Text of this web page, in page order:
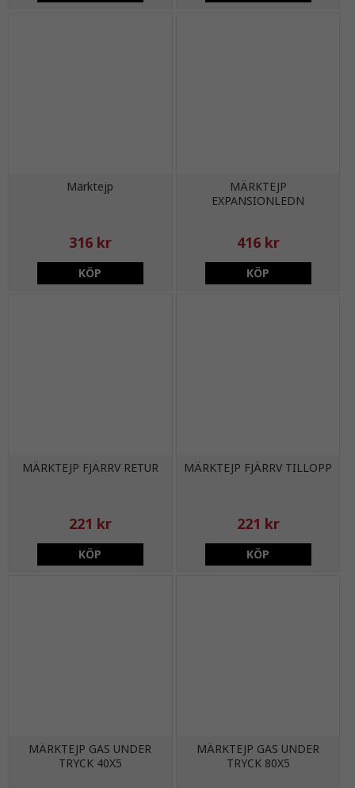
Märktejp
316 kr
KÖP
MÄRKTEJP
EXPANSIONLEDN
416 kr
KÖP
MÄRKTEJP FJÄRRV RETUR
221 kr
KÖP
MÄRKTEJP FJÄRRV TILLOPP
221 kr
KÖP
MÄRKTEJP GAS UNDER
TRYCK 40X5
MÄRKTEJP GAS UNDER
TRYCK 80X5